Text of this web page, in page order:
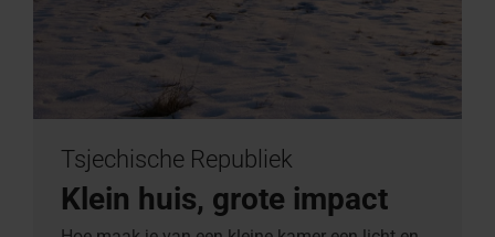
Tsjechische Republiek
Klein huis, grote impact